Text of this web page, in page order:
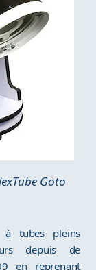
Goto
à tubes pleins
depuis de
en reprenant